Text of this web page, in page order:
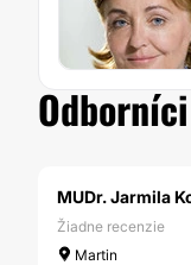
MUDr. Jarmila
Žiadne recenzie
Martin